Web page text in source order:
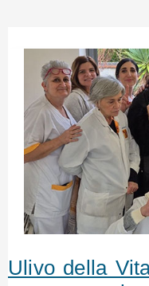
Ulivo della